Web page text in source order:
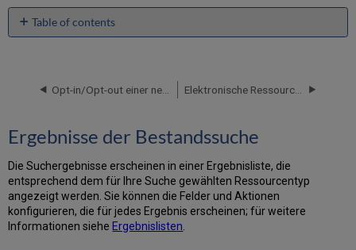
Table of contents
Speichern
Verwenden
Suchanfragen
Durchführung
einer
Suche
Ergebnisse der Bestandssuche
Die Suchergebnisse erscheinen in einer Ergebnisliste, die
entsprechend dem für Ihre Suche gewählten Ressourcentyp
angezeigt werden. Sie können die Felder und Aktionen
konfigurieren, die für jedes Ergebnis erscheinen; für weitere
Informationen siehe Ergebnislisten